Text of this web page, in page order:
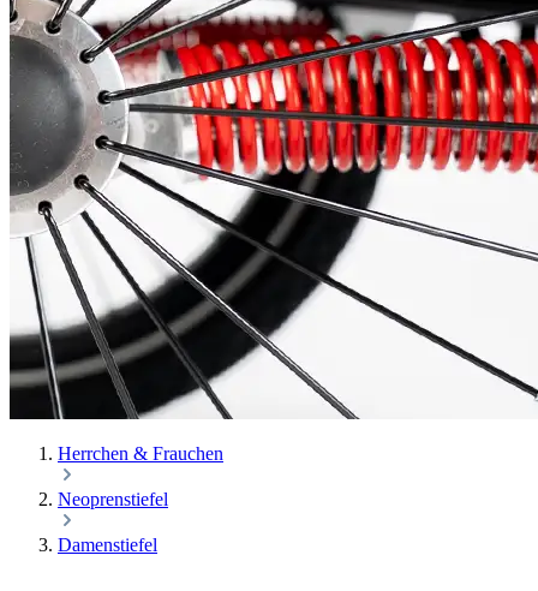
Herrchen & Frauchen
Neoprenstiefel
Damenstiefel